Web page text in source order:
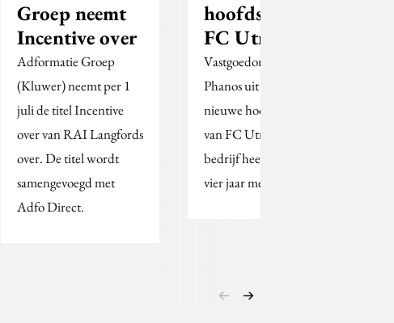
Groep neemt
Incentive over
Adformatie Groep
(Kluwer) neemt per 1
juli de titel Incentive
over van RAI Langfords
over. De titel wordt
samengevoegd met
Adfo Direct.
hoofdsponsor
FC Utrecht
Vastgoedonderneming
Phanos uit Houten is de
nieuwe hoofdsponsor
van FC Utrecht. Het
bedrijf heeft zich voor
vier jaar met nog twee…